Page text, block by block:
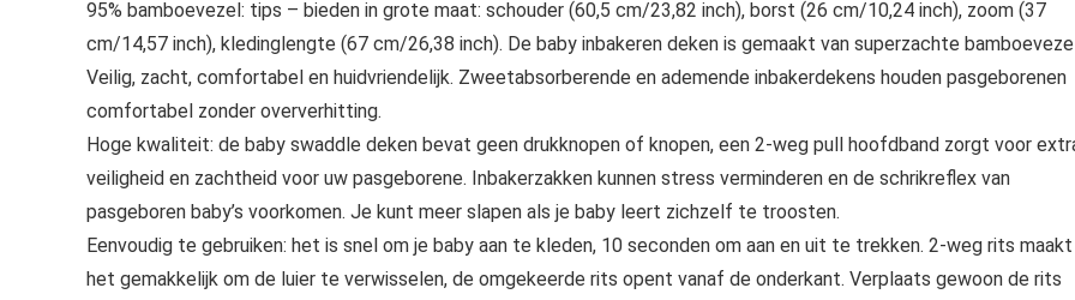
95% bamboevezel: tips – bieden in grote maat: schouder (60,5 cm/23,82 inch), borst (26 cm/10,24 inch), zoom (37
cm/14,57 inch), kledinglengte (67 cm/26,38 inch). De baby inbakeren deken is gemaakt van superzachte
Veilig, zacht, comfortabel en huidvriendelijk. Zweetabsorberende en ademende inbakerdekens houden pasgeborenen
comfortabel zonder oververhitting.
Hoge kwaliteit: de baby swaddle deken bevat geen drukknopen of knopen, een 2-weg pull hoofdband zorgt voor
veiligheid en zachtheid voor uw pasgeborene. Inbakerzakken kunnen stress verminderen en de schrikreflex van
pasgeboren baby’s voorkomen. Je kunt meer slapen als je baby leert zichzelf te troosten.
Eenvoudig te gebruiken: het is snel om je baby aan te kleden, 10 seconden om aan en uit te trekken. 2-weg rits maakt
het gemakkelijk om de luier te verwisselen, de omgekeerde rits opent vanaf de onderkant. Verplaats gewoon de rits